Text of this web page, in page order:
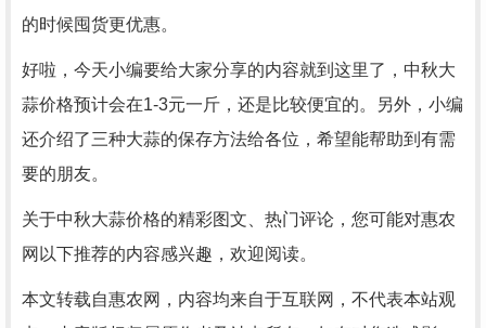
的时候囤货更优惠。
好啦，今天小编要给大家分享的内容就到这里了，中秋大
蒜价格预计会在1-3元一斤，还是比较便宜的。另外，小编
还介绍了三种大蒜的保存方法给各位，希望能帮助到有需
要的朋友。
关于中秋大蒜价格的精彩图文、热门评论，您可能对惠农
网以下推荐的内容感兴趣，欢迎阅读。
本文转载自惠农网，内容均来自于互联网，不代表本站观